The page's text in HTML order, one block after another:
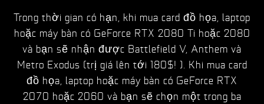
Trong thời gian có hạn, khi mua card đồ họa, laptop
hoặc máy bàn có GeForce RTX 2080 Ti hoặc 2080
và bạn sẽ nhận được Battlefield V, Anthem và
Metro Exodus (trị giá lên tới 180$! ). Khi mua card
đồ họa, laptop hoặc máy bàn có GeForce RTX
2070 hoặc 2060 và bạn sẽ chọn một trong ba